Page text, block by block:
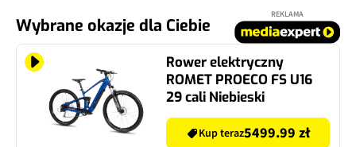
Wybrane okazje dla Ciebie
REKLAMA
Rower elektryczny
ROMET PROECO FS U16
29 cali Niebieski
Kup teraz5499.99 zł